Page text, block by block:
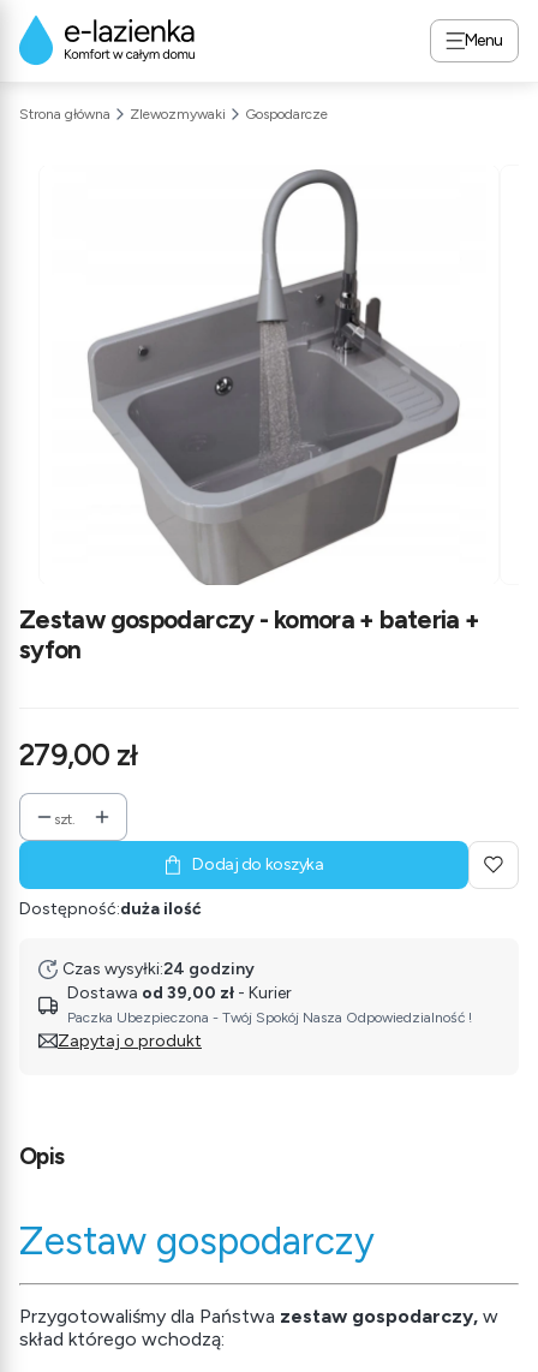
Menu
Strona główna Zlewozmywaki Gospodarcze
Zestaw gospodarczy - komora + bateria +
syfon
Cena
279,00 zł
szt.
Dodaj do koszyka
Dostępność:duża ilość
Czas wysyłki:24 godziny
Dostawa od 39,00 zł - Kurier
Paczka Ubezpieczona - Twój Spokój Nasza Odpowiedzialność !
Zapytaj o produkt
Opis
Zestaw gospodarczy
Przygotowaliśmy dla Państwa zestaw gospodarczy, w
skład którego wchodzą: